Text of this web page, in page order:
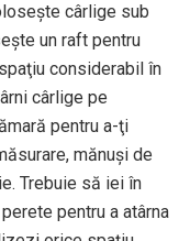
cârlige sub
un raft pentru
considerabil în
cârlige pe
pentru a-ţi
mănuşi de
Trebuie să iei în
pentru a atârna